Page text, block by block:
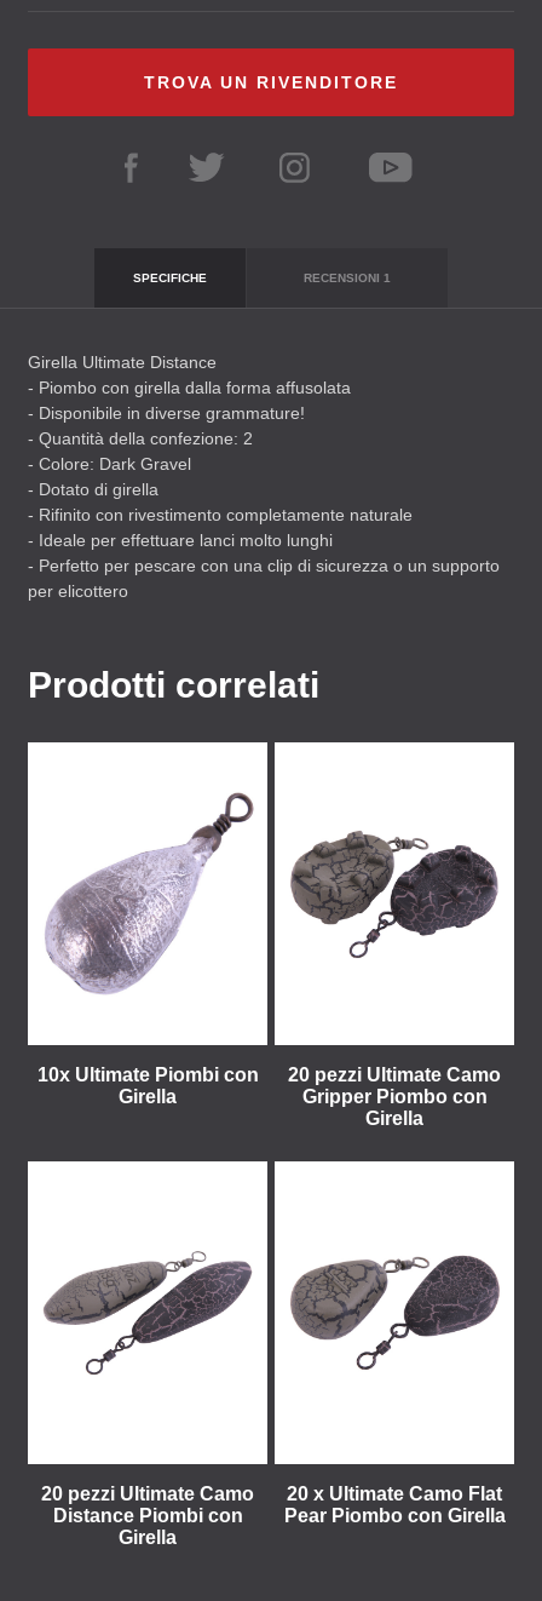
TROVA UN RIVENDITORE
SPECIFICHE RECENSIONI 1
Girella Ultimate Distance
- Piombo con girella dalla forma affusolata
- Disponibile in diverse grammature!
- Quantità della confezione: 2
- Colore: Dark Gravel
- Dotato di girella
- Rifinito con rivestimento completamente naturale
- Ideale per effettuare lanci molto lunghi
- Perfetto per pescare con una clip di sicurezza o un supporto
per elicottero
Prodotti correlati
10x Ultimate Piombi con
Girella
20 pezzi Ultimate Camo
Gripper Piombo con
Girella
20 pezzi Ultimate Camo
Distance Piombi con
Girella
20 x Ultimate Camo Flat
Pear Piombo con Girella